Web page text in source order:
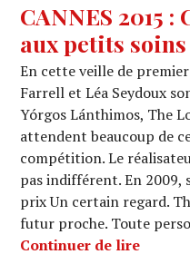
CANNES 2015
aux petits
En cette veille de
Farrell et Léa Seydoux
Yórgos Lánthimos, The
attendent beaucoup de
compétition. Le
pas indifférent. En 2009,
prix Un certain regard.
futur proche. Toute
Continuer de lire